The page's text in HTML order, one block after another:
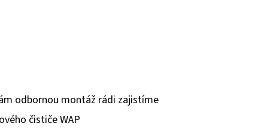
odbornou montáž rádi zajistíme
čističe WAP